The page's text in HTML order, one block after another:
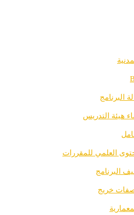
البرنامج
هيئة التدريس
العلمي للمقررات
البرنامج
خريج